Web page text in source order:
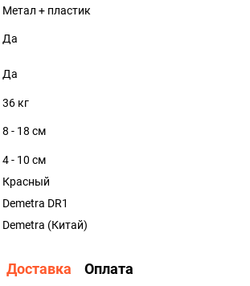
Метал + пластик
Да
Да
36 кг
8 - 18 см
4 - 10 см
Красный
Demetra DR1
Demetra (Китай)
Доставка Оплата